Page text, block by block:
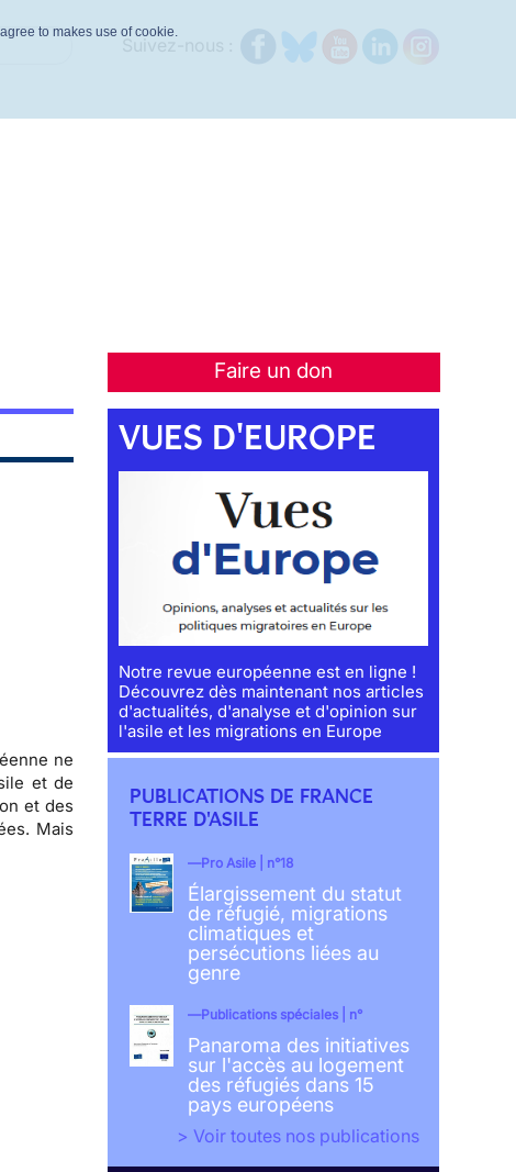
Faire un don
ne
et de
et des
Mais
VUES D'EUROPE
Notre revue européenne est en ligne !
Découvrez dès maintenant nos articles
d'actualités, d'analyse et d'opinion sur
l'asile et les migrations en Europe
PUBLICATIONS DE FRANCE
TERRE D'ASILE
Pro Asile | n°18
Élargissement du statut
de réfugié, migrations
climatiques et
persécutions liées au
genre
Publications spéciales | n°
Panaroma des initiatives
sur l'accès au logement
des réfugiés dans 15
pays européens
> Voir toutes nos publications
to makes use of cookie.